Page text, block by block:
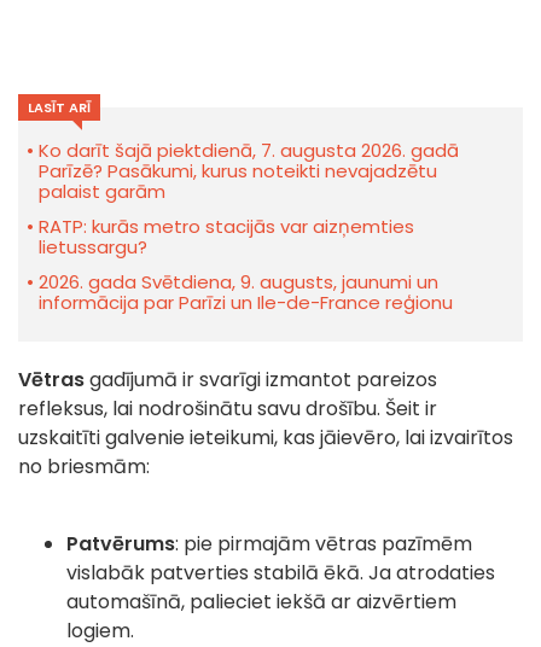
LASĪT ARĪ
Ko darīt šajā piektdienā, 7. augusta 2026. gadā
Parīzē? Pasākumi, kurus noteikti nevajadzētu
palaist garām
RATP: kurās metro stacijās var aizņemties
lietussargu?
2026. gada Svētdiena, 9. augusts, jaunumi un
informācija par Parīzi un Ile-de-France reģionu
Vētrasgadījumā ir svarīgi izmantot pareizos
refleksus, lai nodrošinātu savu drošību. Šeit ir
uzskaitīti galvenie ieteikumi, kas jāievēro, lai izvairītos
no briesmām:
Patvērums: pie pirmajām vētras pazīmēm
vislabāk patverties stabilā ēkā. Ja atrodaties
automašīnā, palieciet iekšā ar aizvērtiem
logiem.